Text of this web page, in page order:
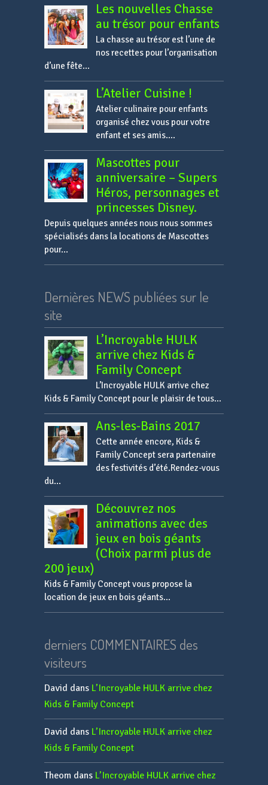
Les nouvelles Chasse
au trésor pour enfants
La chasse au trésor est l’une de
nos recettes pour l’organisation
d’une fête...
L’Atelier Cuisine !
Atelier culinaire pour enfants
organisé chez vous pour votre
enfant et ses amis....
Mascottes pour
anniversaire – Supers
Héros, personnages et
princesses Disney.
Depuis quelques années nous nous sommes
spécialisés dans la locations de Mascottes
pour...
Dernières NEWS publiées sur le
site
L’Incroyable HULK
arrive chez Kids &
Family Concept
L’Incroyable HULK arrive chez
Kids & Family Concept pour le plaisir de tous...
Ans-les-Bains 2017
Cette année encore, Kids &
Family Concept sera partenaire
des festivités d’été.Rendez-vous
du...
Découvrez nos
animations avec des
jeux en bois géants
(Choix parmi plus de
200 jeux)
Kids & Family Concept vous propose la
location de jeux en bois géants...
derniers COMMENTAIRES des
visiteurs
David dans L’Incroyable HULK arrive chez
Kids & Family Concept
David dans L’Incroyable HULK arrive chez
Kids & Family Concept
Theom dans L’Incroyable HULK arrive chez